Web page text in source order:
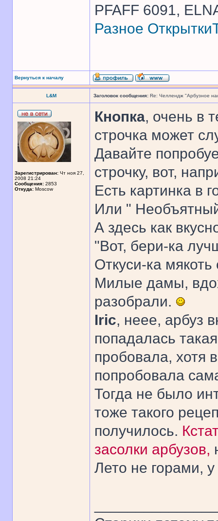
PFAFF 6091,
Разное Открытки
Вернуться к началу
L&M Заголовок сообщения: Re: Челлендж "Арбузное
Зарегистрирован: Чт ноя 27,
2008 21:24
Сообщения: 2853
Откуда: Moscow
Кнопка, очень в
строчка может
Давайте
строчку, вот,
Есть картинка в
Или "
А здесь как
"Вот, бери-ка
Откуси-ка мякоть
Милые дамы,
разобрали.
Iric, неее, арбуз
попадалась
пробовала, хотя
попробовала
Тогда не было
тоже такого
получилось.
засолки арбузов,
Лето не горами,